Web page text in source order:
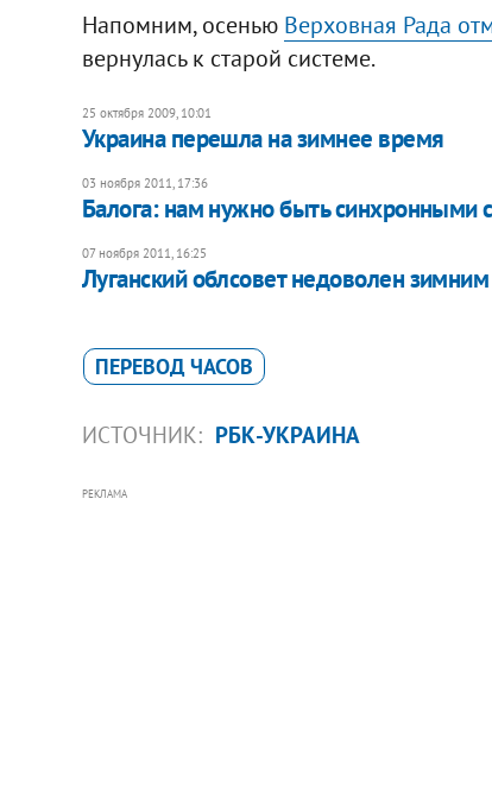
Напомним, осенью Верховная Рада
вернулась к старой системе.
25 октября 2009, 10:01
Украина перешла на зимнее время
03 ноября 2011, 17:36
​Балога: нам нужно быть синхронными
07 ноября 2011, 16:25
Луганский облсовет недоволен
ПЕРЕВОД ЧАСОВ
ИСТОЧНИК: РБК-УКРАИНА
РЕКЛАМА